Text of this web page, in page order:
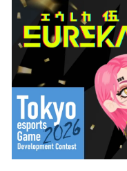
で